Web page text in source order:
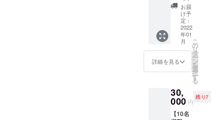
でお届
けしま
す。 補
完し
あって
で、ま
だ読ん
方はこ
の機会
に是非
通常の
ポスト
カード
（100×
148mm
）より
のB6サ
イズ
（128m
mm）
。 [
クリエ
イター ]
かれた
印象的
な文章
をピッ
クアッ
プし、
今回の
ために
らご提
供いた
だいた
イラス
実力主
義』復
刊初版
本にお
名前掲
載（希
望者の
み） ★
引換券
付 特別
ト（2名
盛田味
の館 特
別コー
ス ★ お
礼の
メール
（1通）
★ 「新
実力主
トカー
ド（6枚
セッ
ト） ★
お届
け予
定：
2022
年01
月
詳細を見る
こ
の
リ
タ
ー
ン
を
選
択
す
る
30,
000 円
残り7
【10名